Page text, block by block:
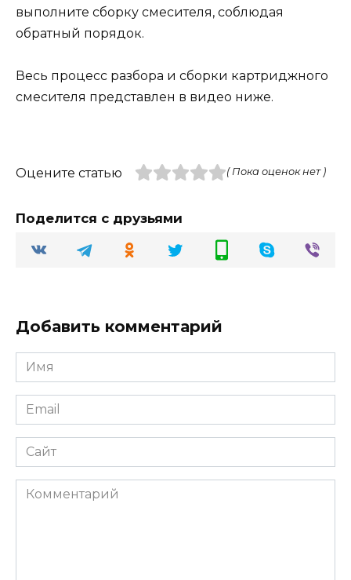
выполните сборку смесителя, соблюдая
обратный порядок.
Весь процесс разбора и сборки картриджного
смесителя представлен в видео ниже.
Оцените статью ( Пока оценок нет )
Поделится с друзьями
Добавить комментарий
Имя
Email
Сайт
Комментарий